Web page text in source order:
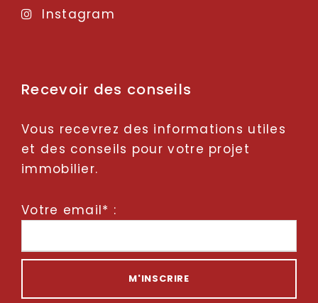
Instagram
Recevoir des conseils
Vous recevrez des informations utiles
et des conseils pour votre projet
immobilier.
Votre email* :